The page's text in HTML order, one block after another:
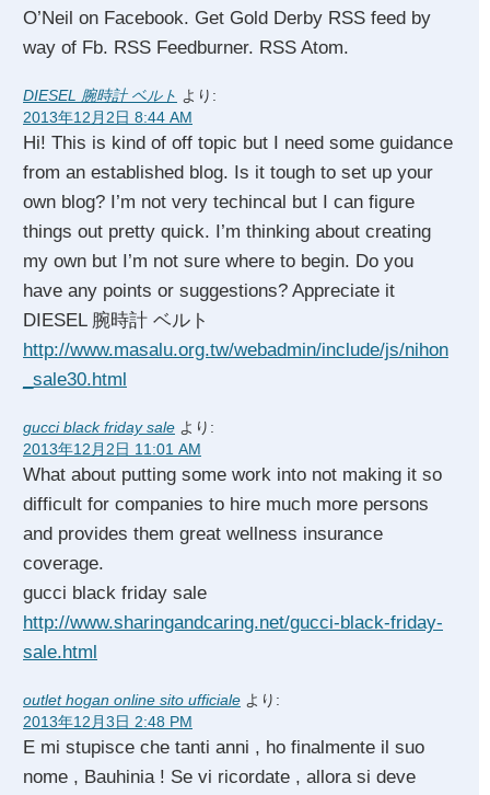
O’Neil on Facebook. Get Gold Derby RSS feed by
way of Fb. RSS Feedburner. RSS Atom.
DIESEL 腕時計 ベルト より:
2013年12月2日 8:44 AM
Hi! This is kind of off topic but I need some guidance
from an established blog. Is it tough to set up your
own blog? I’m not very techincal but I can figure
things out pretty quick. I’m thinking about creating
my own but I’m not sure where to begin. Do you
have any points or suggestions? Appreciate it
DIESEL 腕時計 ベルト
http://www.masalu.org.tw/webadmin/include/js/nihon
_sale30.html
gucci black friday sale より:
2013年12月2日 11:01 AM
What about putting some work into not making it so
difficult for companies to hire much more persons
and provides them great wellness insurance
coverage.
gucci black friday sale
http://www.sharingandcaring.net/gucci-black-friday-
sale.html
outlet hogan online sito ufficiale より:
2013年12月3日 2:48 PM
E mi stupisce che tanti anni , ho finalmente il suo
nome , Bauhinia ! Se vi ricordate , allora si deve